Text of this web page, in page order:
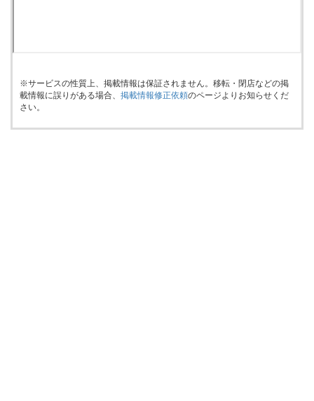
※サービスの性質上、掲載情報は保証されません。移転・閉店などの掲
載情報に誤りがある場合、 掲載情報修正依頼のページよりお知らせくだ
さい。